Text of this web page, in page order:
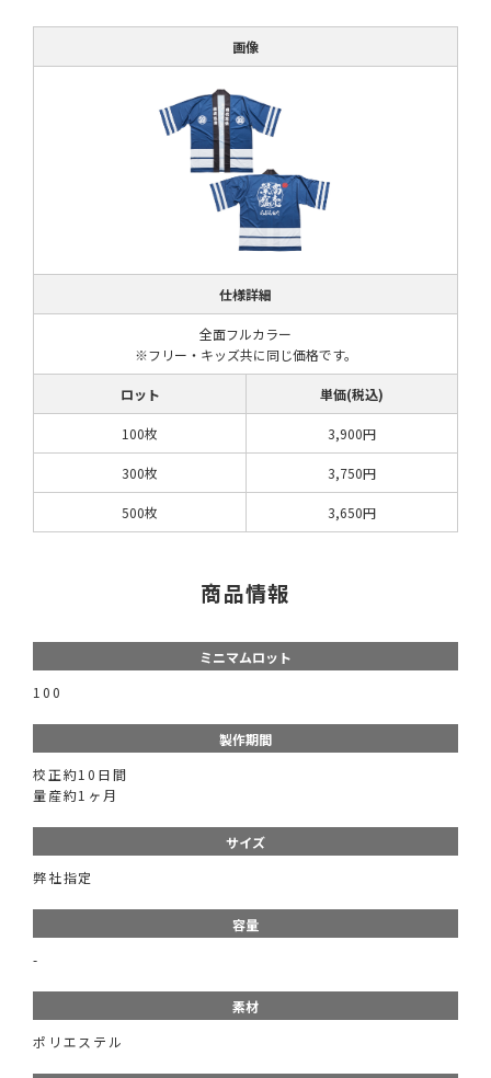
画像
仕様詳細
全面フルカラー
※フリー・キッズ共に同じ価格です。
ロット 単価(税込)
100枚 3,900円
300枚 3,750円
500枚 3,650円
商品情報
ミニマムロット
100
製作期間
校正約10日間
量産約1ヶ月
サイズ
弊社指定
容量
-
素材
ポリエステル